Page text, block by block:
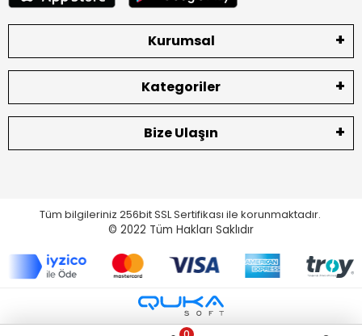
Kurumsal
Kategoriler
Bize Ulaşın
Tüm bilgileriniz 256bit SSL Sertifikası ile korunmaktadır.
© 2022 Tüm Hakları Saklıdır